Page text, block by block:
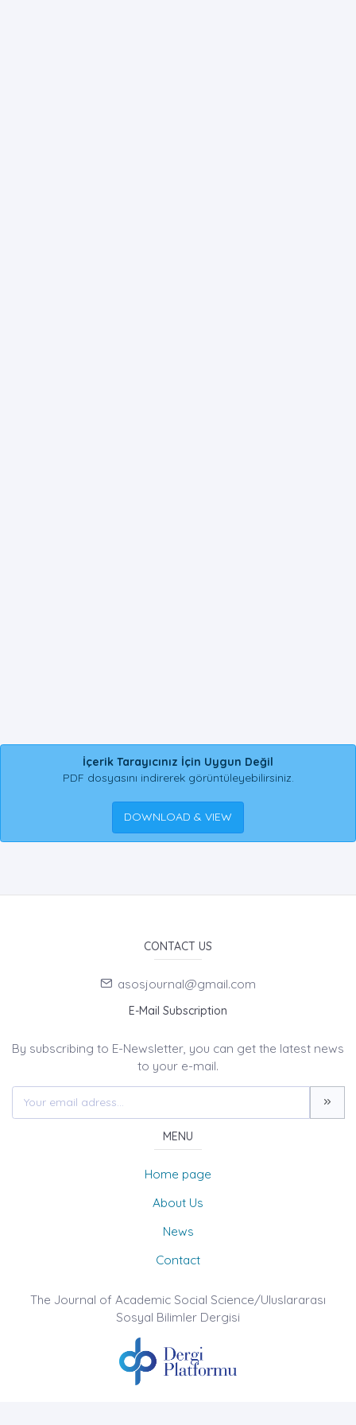
İçerik Tarayıcınız İçin Uygun Değil
PDF dosyasını indirerek görüntüleyebilirsiniz.
DOWNLOAD & VIEW
CONTACT US
asosjournal@gmail.com
E-Mail Subscription
By subscribing to E-Newsletter, you can get the latest news
to your e-mail.
MENU
Home page
About Us
News
Contact
The Journal of Academic Social Science/Uluslararası
Sosyal Bilimler Dergisi